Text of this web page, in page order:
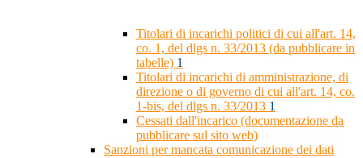
Titolari di incarichi politici di cui all'art. 14,
co. 1, del dlgs n. 33/2013 (da pubblicare in
tabelle) 1
Titolari di incarichi di amministrazione, di
direzione o di governo di cui all'art. 14, co.
1-bis, del dlgs n. 33/2013 1
Cessati dall'incarico (documentazione da
pubblicare sul sito web)
Sanzioni per mancata comunicazione dei dati